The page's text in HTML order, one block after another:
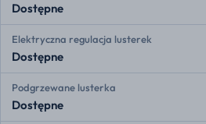
Dostępne
Elektryczna regulacja lusterek
Dostępne
Podgrzewane lusterka
Dostępne